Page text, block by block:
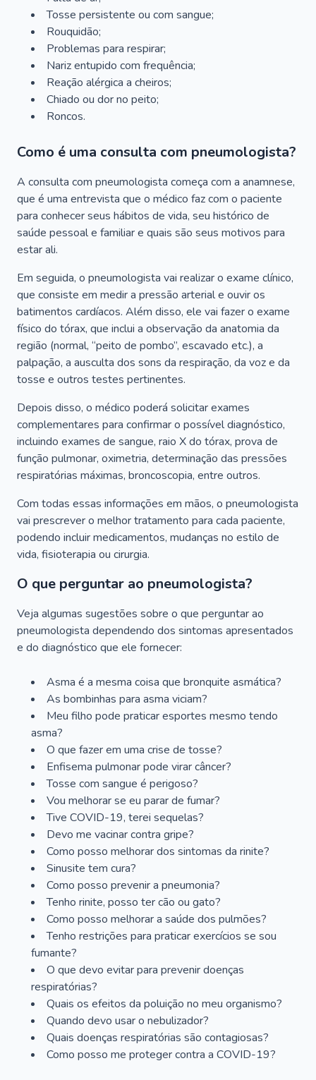
Tosse persistente ou com sangue;
Rouquidão;
Problemas para respirar;
Nariz entupido com frequência;
Reação alérgica a cheiros;
Chiado ou dor no peito;
Roncos.
Como é uma consulta com pneumologista?
A consulta com pneumologista começa com a anamnese,
que é uma entrevista que o médico faz com o paciente
para conhecer seus hábitos de vida, seu histórico de
saúde pessoal e familiar e quais são seus motivos para
estar ali.
Em seguida, o pneumologista vai realizar o exame clínico,
que consiste em medir a pressão arterial e ouvir os
batimentos cardíacos. Além disso, ele vai fazer o exame
físico do tórax, que inclui a observação da anatomia da
região (normal, “peito de pombo”, escavado etc.), a
palpação, a ausculta dos sons da respiração, da voz e da
tosse e outros testes pertinentes.
Depois disso, o médico poderá solicitar exames
complementares para confirmar o possível diagnóstico,
incluindo exames de sangue, raio X do tórax, prova de
função pulmonar, oximetria, determinação das pressões
respiratórias máximas, broncoscopia, entre outros.
Com todas essas informações em mãos, o pneumologista
vai prescrever o melhor tratamento para cada paciente,
podendo incluir medicamentos, mudanças no estilo de
vida, fisioterapia ou cirurgia.
O que perguntar ao pneumologista?
Veja algumas sugestões sobre o que perguntar ao
pneumologista dependendo dos sintomas apresentados
e do diagnóstico que ele fornecer:
Asma é a mesma coisa que bronquite asmática?
As bombinhas para asma viciam?
Meu filho pode praticar esportes mesmo tendo
asma?
O que fazer em uma crise de tosse?
Enfisema pulmonar pode virar câncer?
Tosse com sangue é perigoso?
Vou melhorar se eu parar de fumar?
Tive COVID-19, terei sequelas?
Devo me vacinar contra gripe?
Como posso melhorar dos sintomas da rinite?
Sinusite tem cura?
Como posso prevenir a pneumonia?
Tenho rinite, posso ter cão ou gato?
Como posso melhorar a saúde dos pulmões?
Tenho restrições para praticar exercícios se sou
fumante?
O que devo evitar para prevenir doenças
respiratórias?
Quais os efeitos da poluição no meu organismo?
Quando devo usar o nebulizador?
Quais doenças respiratórias são contagiosas?
Como posso me proteger contra a COVID-19?